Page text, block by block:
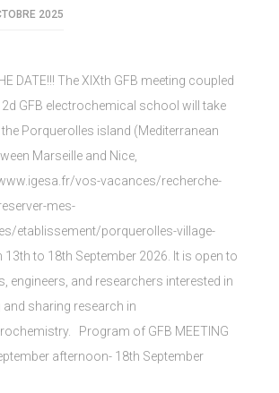
2025
DATE!!! The XIXth GFB meeting coupled
GFB electrochemical school will take
the Porquerolles island (Mediterranean
Marseille and Nice,
vos-vacances/recherche-
mes-
etablissement/porquerolles-village-
13th to 18th September 2026. It is open to
engineers, and researchers interested in
and sharing research in
Program of GFB MEETING
afternoon- 18th September